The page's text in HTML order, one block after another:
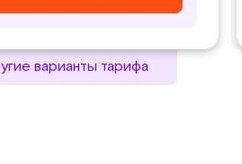
варианты тарифа